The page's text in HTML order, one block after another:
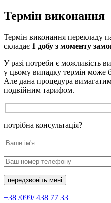
Термін виконання
Термін виконання перекладу
складає 1 добу з моменту
У разі потреби є можливість
у цьому випадку термін може
Але дана процедура
подвійним тарифом.
потрібна консультація?
передзвоніть мені
+38 /099/ 438 77 33